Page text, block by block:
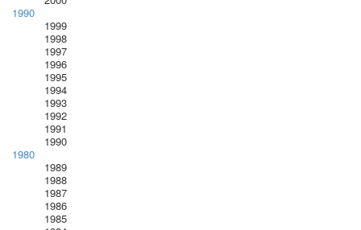
1990
1999
1998
1997
1996
1995
1994
1993
1992
1991
1990
1980
1989
1988
1987
1986
1985